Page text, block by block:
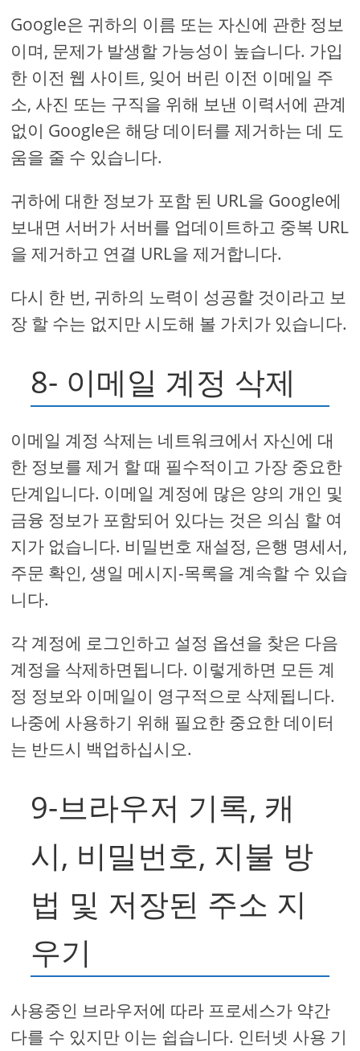
Google은 귀하의 이름 또는 자신에 관한 정보
이며, 문제가 발생할 가능성이 높습니다. 가입
한 이전 웹 사이트, 잊어 버린 이전 이메일 주
소, 사진 또는 구직을 위해 보낸 이력서에 관계
없이 Google은 해당 데이터를 제거하는 데 도
움을 줄 수 있습니다.
귀하에 대한 정보가 포함 된 URL을 Google에
보내면 서버가 서버를 업데이트하고 중복 URL
을 제거하고 연결 URL을 제거합니다.
다시 한 번, 귀하의 노력이 성공할 것이라고 보
장 할 수는 없지만 시도해 볼 가치가 있습니다.
8- 이메일 계정 삭제
이메일 계정 삭제는 네트워크에서 자신에 대
한 정보를 제거 할 때 필수적이고 가장 중요한
단계입니다. 이메일 계정에 많은 양의 개인 및
금융 정보가 포함되어 있다는 것은 의심 할 여
지가 없습니다. 비밀번호 재설정, 은행 명세서,
주문 확인, 생일 메시지-목록을 계속할 수 있습
니다.
각 계정에 로그인하고 설정 옵션을 찾은 다음
계정을 삭제하면됩니다. 이렇게하면 모든 계
정 정보와 이메일이 영구적으로 삭제됩니다.
나중에 사용하기 위해 필요한 중요한 데이터
는 반드시 백업하십시오.
9-브라우저 기록, 캐
시, 비밀번호, 지불 방
법 및 저장된 주소 지
우기
사용중인 브라우저에 따라 프로세스가 약간
다를 수 있지만 이는 쉽습니다. 인터넷 사용 기